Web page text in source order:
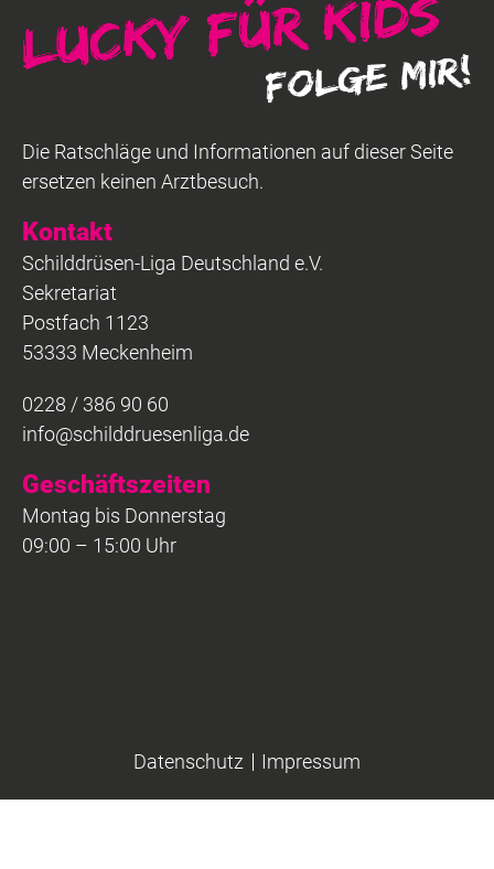
Kontakt
Schilddrüsen-Liga Deutschland e.V.
Sekretariat
Postfach 1123
53333 Meckenheim
0228 / 386 90 60
info@schilddruesenliga.de
Geschäftszeiten
Montag bis Donnerstag
09:00 – 15:00 Uhr
Die Ratschläge und Informationen auf dieser Seite
ersetzen keinen Arztbesuch.
Datenschutz Impressum